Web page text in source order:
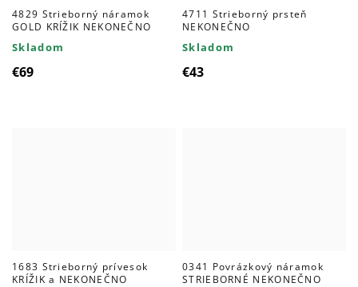
4829 Strieborný náramok
GOLD KRÍŽIK NEKONEČNO
Skladom
€69
4711 Strieborný prsteň
NEKONEČNO
Skladom
€43
1683 Strieborný prívesok
KRÍŽIK a NEKONEČNO
0341 Povrázkový náramok
STRIEBORNÉ NEKONEČNO